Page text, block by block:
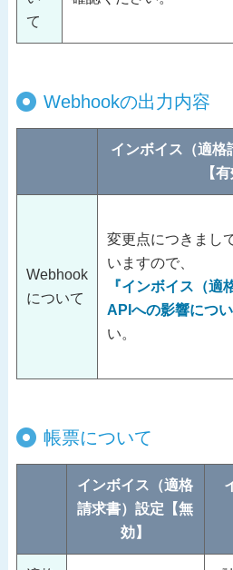
て
Webhookの出力内容
インボイス（適格
【
Webhook
について
変更点につきまし
いますので、
『インボイス（適
APIへの影響につい
い。
帳票について
インボイス（適格
請求書）設定【無
効】